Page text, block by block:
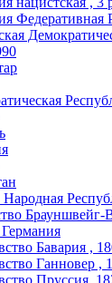
Федеративная
Брауншвейг-
Бавария ,
Ганновер ,
Пруссия,